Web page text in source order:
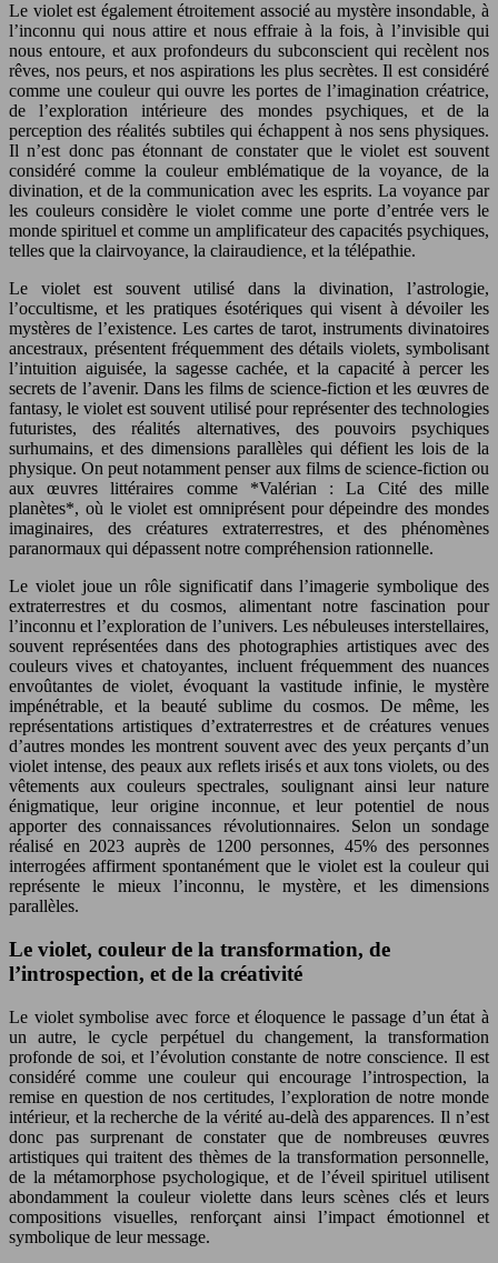
Le violet est également étroitement associé au mystère insondable, à
l’inconnu qui nous attire et nous effraie à la fois, à l’invisible qui
nous entoure, et aux profondeurs du subconscient qui recèlent nos
rêves, nos peurs, et nos aspirations les plus secrètes. Il est considéré
comme une couleur qui ouvre les portes de l’imagination créatrice,
de l’exploration intérieure des mondes psychiques, et de la
perception des réalités subtiles qui échappent à nos sens physiques.
Il n’est donc pas étonnant de constater que le violet est souvent
considéré comme la couleur emblématique de la voyance, de la
divination, et de la communication avec les esprits. La voyance par
les couleurs considère le violet comme une porte d’entrée vers le
monde spirituel et comme un amplificateur des capacités psychiques,
telles que la clairvoyance, la clairaudience, et la télépathie.
Le violet est souvent utilisé dans la divination, l’astrologie,
l’occultisme, et les pratiques ésotériques qui visent à dévoiler les
mystères de l’existence. Les cartes de tarot, instruments divinatoires
ancestraux, présentent fréquemment des détails violets, symbolisant
l’intuition aiguisée, la sagesse cachée, et la capacité à percer les
secrets de l’avenir. Dans les films de science-fiction et les œuvres de
fantasy, le violet est souvent utilisé pour représenter des technologies
futuristes, des réalités alternatives, des pouvoirs psychiques
surhumains, et des dimensions parallèles qui défient les lois de la
physique. On peut notamment penser aux films de science-fiction ou
aux œuvres littéraires comme *Valérian : La Cité des mille
planètes*, où le violet est omniprésent pour dépeindre des mondes
imaginaires, des créatures extraterrestres, et des phénomènes
paranormaux qui dépassent notre compréhension rationnelle.
Le violet joue un rôle significatif dans l’imagerie symbolique des
extraterrestres et du cosmos, alimentant notre fascination pour
l’inconnu et l’exploration de l’univers. Les nébuleuses interstellaires,
souvent représentées dans des photographies artistiques avec des
couleurs vives et chatoyantes, incluent fréquemment des nuances
envoûtantes de violet, évoquant la vastitude infinie, le mystère
impénétrable, et la beauté sublime du cosmos. De même, les
représentations artistiques d’extraterrestres et de créatures venues
d’autres mondes les montrent souvent avec des yeux perçants d’un
violet intense, des peaux aux reflets irisés et aux tons violets, ou des
vêtements aux couleurs spectrales, soulignant ainsi leur nature
énigmatique, leur origine inconnue, et leur potentiel de nous
apporter des connaissances révolutionnaires. Selon un sondage
réalisé en 2023 auprès de 1200 personnes, 45% des personnes
interrogées affirment spontanément que le violet est la couleur qui
représente le mieux l’inconnu, le mystère, et les dimensions
parallèles.
Le violet, couleur de la transformation, de
l’introspection, et de la créativité
Le violet symbolise avec force et éloquence le passage d’un état à
un autre, le cycle perpétuel du changement, la transformation
profonde de soi, et l’évolution constante de notre conscience. Il est
considéré comme une couleur qui encourage l’introspection, la
remise en question de nos certitudes, l’exploration de notre monde
intérieur, et la recherche de la vérité au-delà des apparences. Il n’est
donc pas surprenant de constater que de nombreuses œuvres
artistiques qui traitent des thèmes de la transformation personnelle,
de la métamorphose psychologique, et de l’éveil spirituel utilisent
abondamment la couleur violette dans leurs scènes clés et leurs
compositions visuelles, renforçant ainsi l’impact émotionnel et
symbolique de leur message.